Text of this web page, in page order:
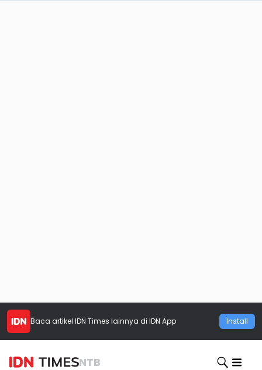
Baca artikel IDN Times lainnya di IDN App Install
NTB